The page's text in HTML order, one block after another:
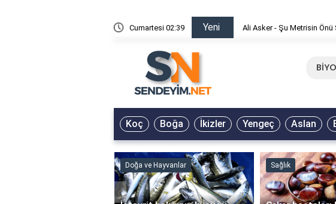
Cumartesi 02:39 Yeni Ali Asker - Şu Metrisin Önü
Koç Boğa İkizler Yengeç Aslan
Doğa ve Hayvanlar Sağlık
‹